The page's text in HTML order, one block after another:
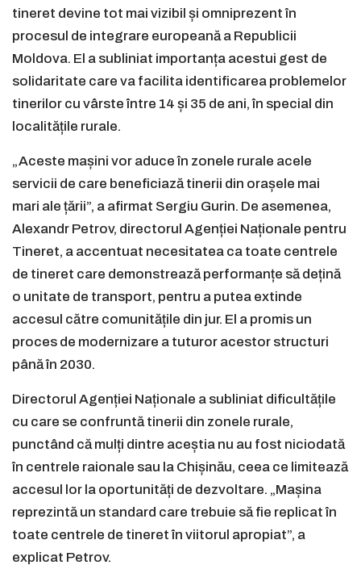
tineret devine tot mai vizibil și omniprezent în
procesul de integrare europeană a Republicii
Moldova. El a subliniat importanța acestui gest de
solidaritate care va facilita identificarea problemelor
tinerilor cu vârste între 14 și 35 de ani, în special din
localitățile rurale.
„Aceste mașini vor aduce în zonele rurale acele
servicii de care beneficiază tinerii din orașele mai
mari ale țării”, a afirmat Sergiu Gurin. De asemenea,
Alexandr Petrov, directorul Agenției Naționale pentru
Tineret, a accentuat necesitatea ca toate centrele
de tineret care demonstrează performanțe să dețină
o unitate de transport, pentru a putea extinde
accesul către comunitățile din jur. El a promis un
proces de modernizare a tuturor acestor structuri
până în 2030.
Directorul Agenției Naționale a subliniat dificultățile
cu care se confruntă tinerii din zonele rurale,
punctând că mulți dintre aceștia nu au fost niciodată
în centrele raionale sau la Chișinău, ceea ce limitează
accesul lor la oportunități de dezvoltare. „Mașina
reprezintă un standard care trebuie să fie replicat în
toate centrele de tineret în viitorul apropiat”, a
explicat Petrov.